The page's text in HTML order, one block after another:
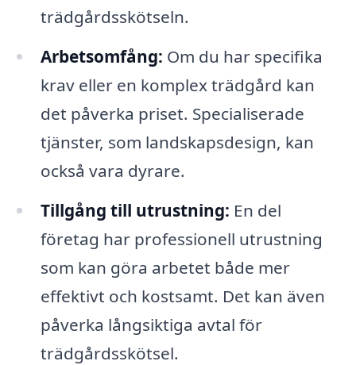
trädgårdsskötseln.
Arbetsomfång: Om du har specifika
krav eller en komplex trädgård kan
det påverka priset. Specialiserade
tjänster, som landskapsdesign, kan
också vara dyrare.
Tillgång till utrustning: En del
företag har professionell utrustning
som kan göra arbetet både mer
effektivt och kostsamt. Det kan även
påverka långsiktiga avtal för
trädgårdsskötsel.